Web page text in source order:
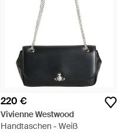
220 €
Vivienne Westwood
Handtaschen - Weiß